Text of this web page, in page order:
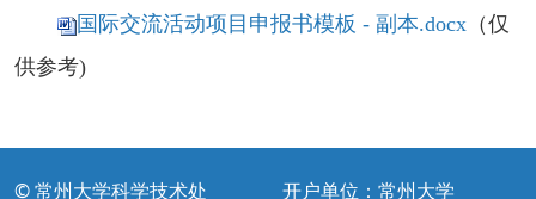
国际交流活动项目申报书模板 - 副本.docx （仅
供参考)
© 常州大学科学技术处 开户单位：常州大学